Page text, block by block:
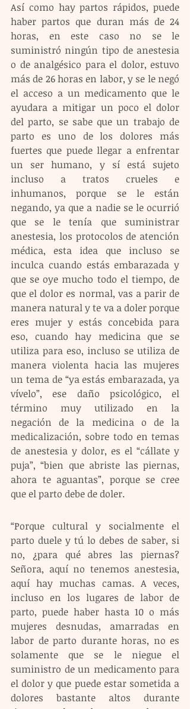
Así como hay partos rápidos, puede
haber partos que duran más de 24
horas, en este caso no se le
suministró ningún tipo de anestesia
o de analgésico para el dolor, estuvo
más de 26 horas en labor, y se le negó
el acceso a un medicamento que le
ayudara a mitigar un poco el dolor
del parto, se sabe que un trabajo de
parto es uno de los dolores más
fuertes que puede llegar a enfrentar
un ser humano, y sí está sujeto
incluso a tratos crueles e
inhumanos, porque se le están
negando, ya que a nadie se le ocurrió
que se le tenía que suministrar
anestesia, los protocolos de atención
médica, esta idea que incluso se
inculca cuando estás embarazada y
que se oye mucho todo el tiempo, de
que el dolor es normal, vas a parir de
manera natural y te va a doler porque
eres mujer y estás concebida para
eso, cuando hay medicina que se
utiliza para eso, incluso se utiliza de
manera violenta hacia las mujeres
un tema de “ya estás embarazada, ya
vívelo”, ese daño psicológico, el
término muy utilizado en la
negación de la medicina o de la
medicalización, sobre todo en temas
de anestesia y dolor, es el “cállate y
puja”, “bien que abriste las piernas,
ahora te aguantas”, porque se cree
que el parto debe de doler.
“Porque cultural y socialmente el
parto duele y tú lo debes de saber, si
no, ¿para qué abres las piernas?
Señora, aquí no tenemos anestesia,
aquí hay muchas camas. A veces,
incluso en los lugares de labor de
parto, puede haber hasta 10 o más
mujeres desnudas, amarradas en
labor de parto durante horas, no es
solamente que se le niegue el
suministro de un medicamento para
el dolor y que puede estar sometida a
dolores bastante altos durante